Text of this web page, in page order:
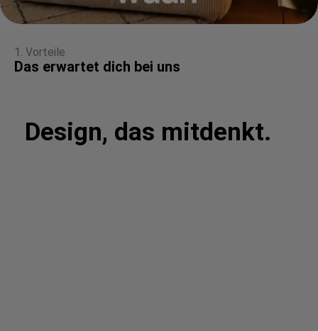
1. Vorteile
Das erwartet dich bei uns
Design, das mitdenkt.